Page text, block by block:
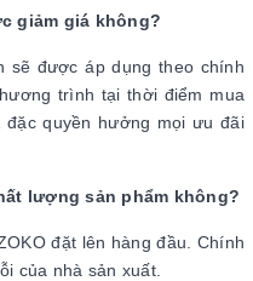
giảm giá không?
sẽ được áp dụng theo chính
trình tại thời điểm mua
quyền hưởng mọi ưu đãi
lượng sản phẩm không?
đặt lên hàng đầu. Chính
của nhà sản xuất.